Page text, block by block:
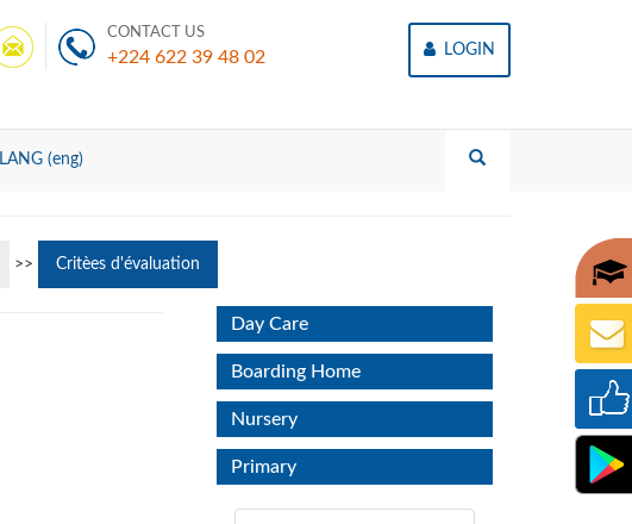
CONTACT US
+224 622 39 48 02 LOGIN
LANG (eng)
>> Critèes d'évaluation
Day Care
Boarding Home
Nursery
Primary